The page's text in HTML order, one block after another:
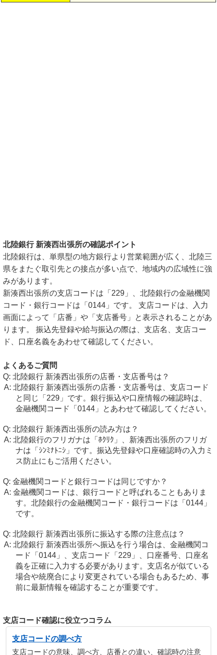
北陸銀行 新湊西出張所の確認ポイント
北陸銀行は、単県型の地方銀行より営業範囲が広く、北陸三
県をまたぐ取引先との接点が多い点で、地域内の広域性に強
みがあります。
新湊西出張所の支店コードは「229」、北陸銀行の金融機関
コード・銀行コードは「0144」です。 支店コードは、入力
画面によって「店番」や「支店番号」と表示されることがあ
ります。 振込先登録や給与振込の際は、支店名、支店コー
ド、口座名義をあわせて確認してください。
よくあるご質問
北陸銀行 新湊西出張所の店番・支店番号は？
北陸銀行 新湊西出張所の店番・支店番号は、支店コード
と同じ「229」です。銀行振込や口座情報の確認時は、
金融機関コード「0144」とあわせて確認してください。
北陸銀行 新湊西出張所の読み方は？
北陸銀行のフリガナは「ﾎｸﾘｸ」、新湊西出張所のフリガ
ナは「ｼﾝﾐﾅﾄﾆｼ」です。振込先登録や口座確認時の入力ミ
ス防止にもご活用ください。
金融機関コードと銀行コードは同じですか？
金融機関コードは、銀行コードと呼ばれることもありま
す。北陸銀行の金融機関コード・銀行コードは「0144」
です。
北陸銀行 新湊西出張所に振込する際の注意点は？
北陸銀行 新湊西出張所へ振込を行う場合は、金融機関コ
ード「0144」、支店コード「229」、口座番号、口座名
義を正確に入力する必要があります。支店名が似ている
場合や統廃合により変更されている場合もあるため、事
前に最新情報を確認することが重要です。
支店コード確認に役立つコラム
支店コードの調べ方
支店コードの意味、調べ方、店番との違い、確認時の注意